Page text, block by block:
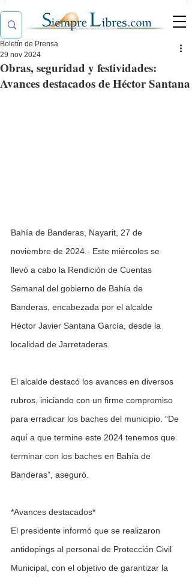
Obras, seguridad y festividades:
Avances destacados de Héctor Santana
Boletín de Prensa
29 nov 2024
Bahía de Banderas, Nayarit, 27 de
noviembre de 2024.- Este miércoles se
llevó a cabo la Rendición de Cuentas
Semanal del gobierno de Bahía de
Banderas, encabezada por el alcalde
Héctor Javier Santana García, desde la
localidad de Jarretaderas.
El alcalde destacó los avances en diversos
rubros, iniciando con un firme compromiso
para erradicar los baches del municipio. “De
aquí a que termine este 2024 tenemos que
terminar con los baches en Bahía de
Banderas”, aseguró.
*Avances destacados*
El presidente informó que se realizaron
antidopings al personal de Protección Civil
Municipal, con el objetivo de garantizar la